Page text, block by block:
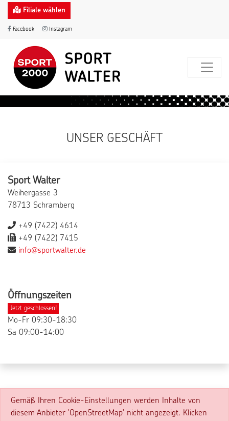
Filiale wählen
Facebook Instagram
UNSER GESCHÄFT
Sport Walter
Weihergasse 3
78713 Schramberg
+49 (7422) 4614
+49 (7422) 7415
info@sportwalter.de
Öffnungszeiten
Jetzt geschlossen!
Mo-Fr 09:30-18:30
Sa 09:00-14:00
Gemäß Ihren Cookie-Einstellungen werden Inhalte von
diesem Anbieter 'OpenStreetMap' nicht angezeigt. Klicken